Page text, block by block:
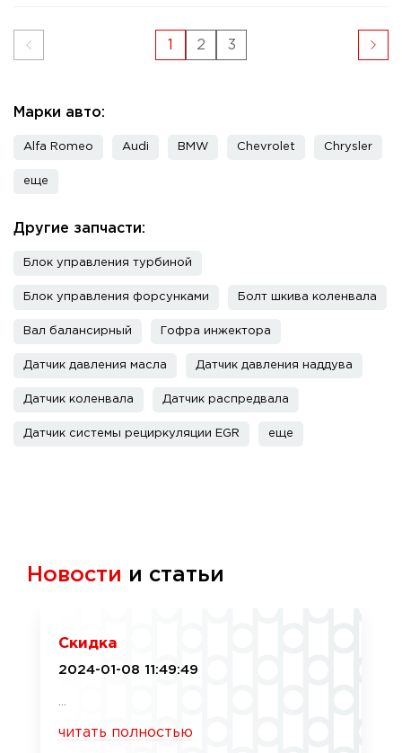
1 2 3
Марки авто:
Alfa Romeo Audi BMW Chevrolet Chrysler
еще
Другие запчасти:
Блок управления турбиной
Блок управления форсунками Болт шкива коленвала
Вал балансирный Гофра инжектора
Датчик давления масла Датчик давления наддува
Датчик коленвала Датчик распредвала
Датчик системы рециркуляции EGR еще
Новости и статьи
Скидка
2024-01-08 11:49:49
читать полностью